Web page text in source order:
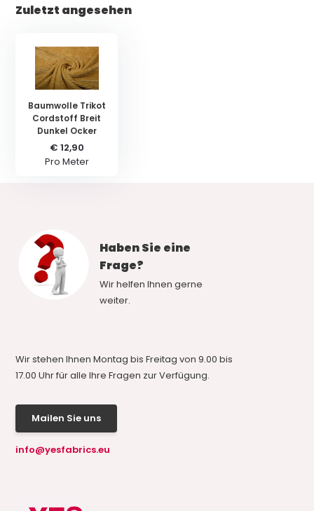
Zuletzt angesehen
Baumwolle Trikot
Cordstoff Breit
Dunkel Ocker
€ 12,90
Pro Meter
Haben Sie eine
Frage?
Wir helfen Ihnen gerne
weiter.
Wir stehen Ihnen Montag bis Freitag von 9.00 bis
17.00 Uhr für alle Ihre Fragen zur Verfügung.
Mailen Sie uns
info@yesfabrics.eu